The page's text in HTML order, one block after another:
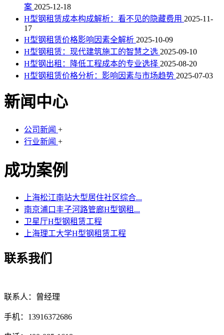
案 2025-12-18
H型钢租赁成本构成解析：看不见的隐藏费用 2025-11-
17
H型钢租赁价格影响因素全解析 2025-10-09
H型钢租赁：现代建筑施工的智慧之选 2025-09-10
H型钢出租：降低工程成本的专业选择 2025-08-20
H型钢租赁价格分析：影响因素与市场趋势 2025-07-03
新闻中心
公司新闻 +
行业新闻 +
成功案例
上海松江南站大型居住社区综合...
南京浦口丰子河路管廊H型钢租...
卫星厅H型钢租赁工程
上海理工大学H型钢租赁工程
联系我们
联系人：曾经理
手机：13916372686